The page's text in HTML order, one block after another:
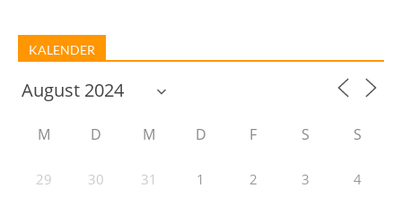
KALENDER
M D M D F S S
29 30 31 1 2 3 4